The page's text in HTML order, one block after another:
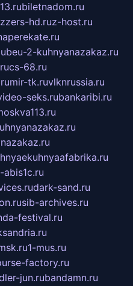
biletnadom.ru
hd.ruz-host.ru
2-kuhnyanazakaz.ru
cs-68.ru
mir-tk.ruvlknrussia.ru
seks.rubankaribi.ru
abis1c.ru
dark-sand.ru
sib-archives.ru
festival.ru
1-mus.ru
factory.ru
jun.rubandamn.ru